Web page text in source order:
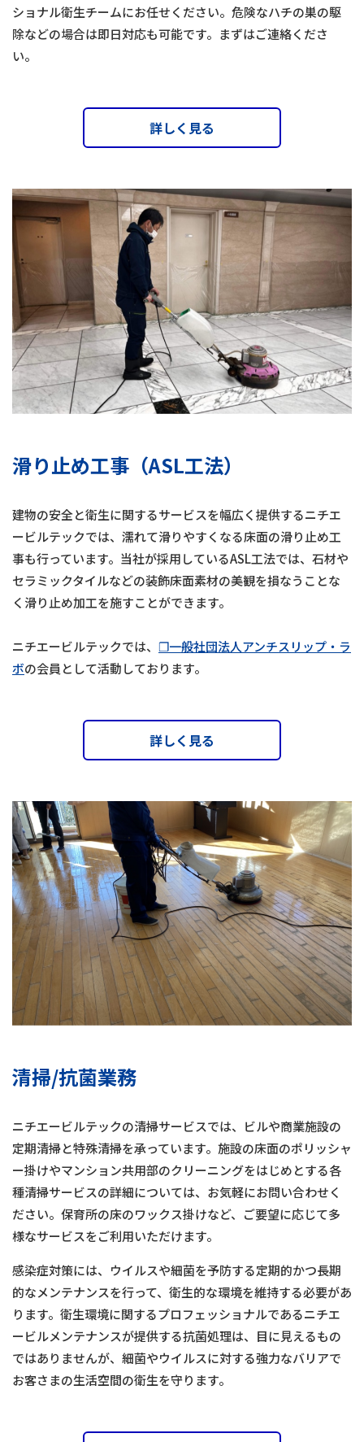
ショナル衛生チームにお任せください。危険なハチの巣の駆
除などの場合は即日対応も可能です。まずはご連絡くださ
い。
詳しく見る
滑り止め工事（ASL工法）
建物の安全と衛生に関するサービスを幅広く提供するニチエ
ービルテックでは、濡れて滑りやすくなる床面の滑り止め工
事も行っています。当社が採用しているASL工法では、石材や
セラミックタイルなどの装飾床面素材の美観を損なうことな
く滑り止め加工を施すことができます。
ニチエービルテックでは、 ❐一般社団法人アンチスリップ・ラ
ボの会員として活動しております。
詳しく見る
清掃/抗菌業務
ニチエービルテックの清掃サービスでは、ビルや商業施設の
定期清掃と特殊清掃を承っています。施設の床面のポリッシャ
ー掛けやマンション共用部のクリーニングをはじめとする各
種清掃サービスの詳細については、お気軽にお問い合わせく
ださい。保育所の床のワックス掛けなど、ご要望に応じて多
様なサービスをご利用いただけます。
感染症対策には、ウイルスや細菌を予防する定期的かつ長期
的なメンテナンスを行って、衛生的な環境を維持する必要があ
ります。衛生環境に関するプロフェッショナルであるニチエ
ービルメンテナンスが提供する抗菌処理は、目に見えるもの
ではありませんが、細菌やウイルスに対する強力なバリアで
お客さまの生活空間の衛生を守ります。